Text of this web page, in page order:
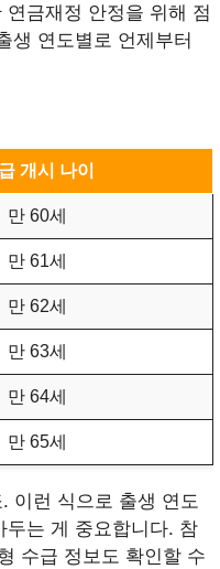
금재정 안정을 위해 점
생 연도별로 언제부터
개시 나이
만 60세
만 61세
만 62세
만 63세
만 64세
만 65세
이런 식으로 출생 연도
두는 게 중요합니다. 참
수급 정보도 확인할 수